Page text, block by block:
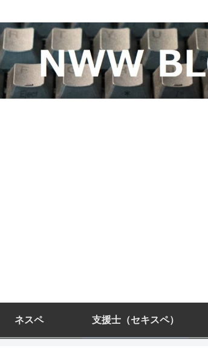
ネスペ 支援士（セキスペ）